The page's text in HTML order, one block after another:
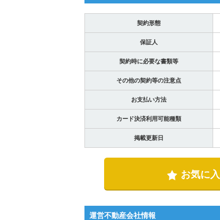
契約形態
保証人
契約時に必要な書類等
その他の契約等の注意点
お支払い方法
カード決済利用可能種類
掲載更新日
お気に
運営不動産会社情報